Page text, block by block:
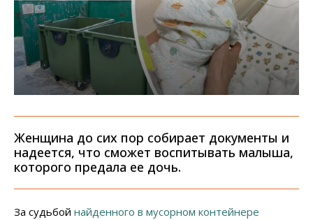
Женщина до сих пор собирает документы и
надеется, что сможет воспитывать малыша,
которого предала ее дочь.
За судьбой найденного в мусорном контейнере